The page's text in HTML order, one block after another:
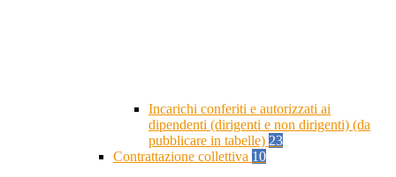
Incarichi conferiti e autorizzati ai
dipendenti (dirigenti e non dirigenti) (da
pubblicare in tabelle) 23
Contrattazione collettiva 10